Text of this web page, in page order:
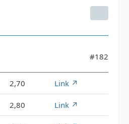
#182
2,70 Link
2,80 Link